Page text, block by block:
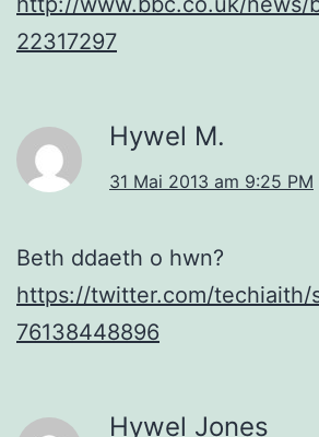
22317297
Hywel M.
31 Mai 2013 am 9:25 PM
Beth ddaeth o hwn?
https://twitter.com/techiaith/
76138448896
Hywel Jones